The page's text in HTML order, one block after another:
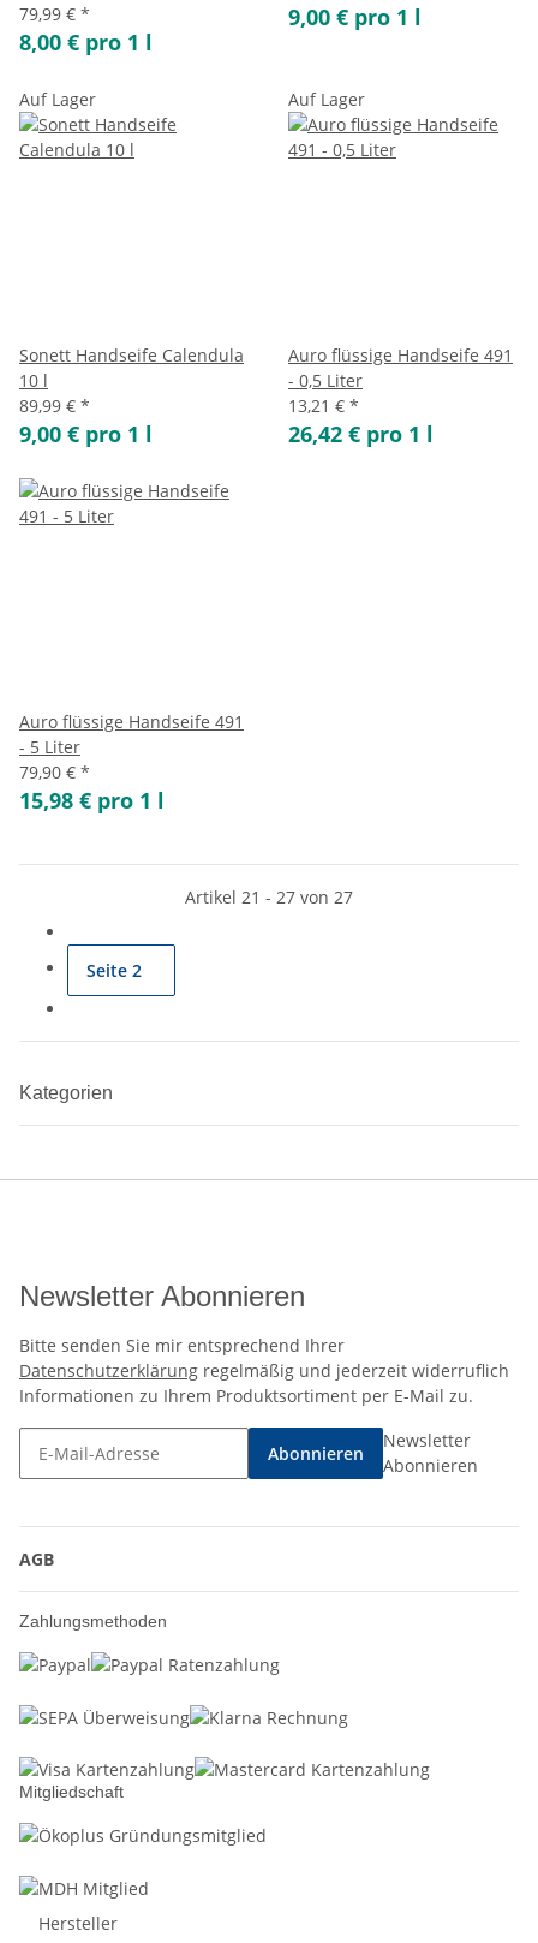
79,99 € *
8,00 € pro 1 l
9,00 € pro 1 l
Auf Lager
Sonett Handseife Calendula
10 l
89,99 € *
9,00 € pro 1 l
Auf Lager
Auro flüssige Handseife 491
- 0,5 Liter
13,21 € *
26,42 € pro 1 l
Auro flüssige Handseife 491
- 5 Liter
79,90 € *
15,98 € pro 1 l
Artikel 21 - 27 von 27
Seite 2
Kategorien
Newsletter Abonnieren
Bitte senden Sie mir entsprechend Ihrer
Datenschutzerklärung regelmäßig und jederzeit widerruflich
Informationen zu Ihrem Produktsortiment per E-Mail zu.
Abonnieren
Newsletter
Abonnieren
AGB
Zahlungsmethoden
Mitgliedschaft
Hersteller